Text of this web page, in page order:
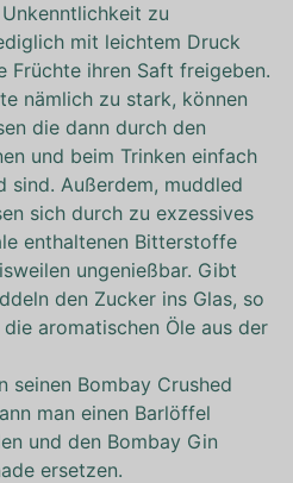
zu
mit leichtem Druck
Früchte ihren Saft freigeben.
nämlich zu stark, können
die dann durch den
und beim Trinken einfach
sind. Außerdem, muddled
sich durch zu exzessives
enthaltenen Bitterstoffe
ungenießbar. Gibt
den Zucker ins Glas, so
aromatischen Öle aus der
seinen Bombay Crushed
man einen Barlöffel
und den Bombay Gin
ersetzen.